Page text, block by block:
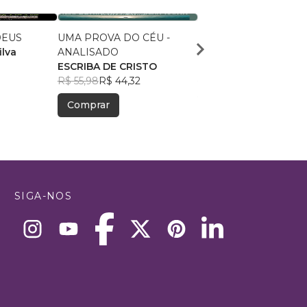
UMA PROVA DO CÉU -
ANALISADO
ESCRIBA DE CRISTO
R$ 55,98R$ 44,32
Comprar
Plenitude de Deus"
SIGA-NOS